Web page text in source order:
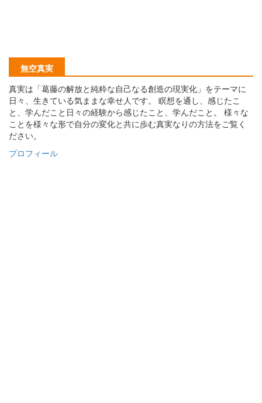
無空真実
真実は「葛藤の解放と純粋な自己なる創造の現実化」をテーマに
日々、生きている気ままな幸せ人です。 瞑想を通し、感じたこ
と、学んだこと日々の経験から感じたこと、学んだこと。 様々な
ことを様々な形で自分の変化と共に歩む真実なりの方法をご覧く
ださい。
プロフィール